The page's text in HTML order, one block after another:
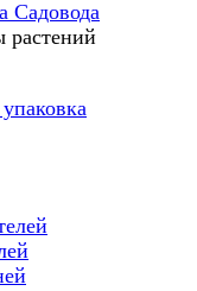
растений